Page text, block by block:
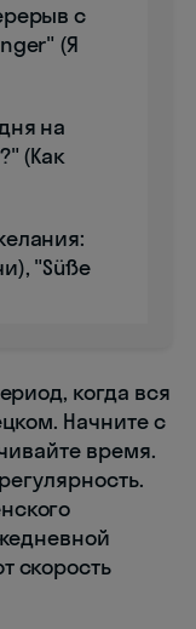
с
(Я
на
(Как
"Süße
когда вся
Начните с
время.
скорость